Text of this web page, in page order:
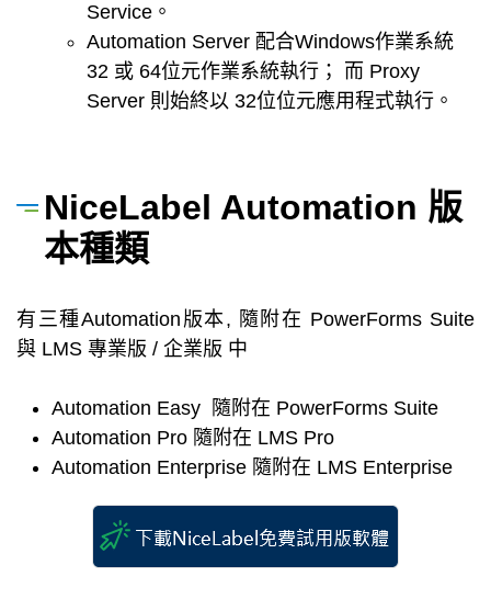
Service。
Automation Server 配合Windows作業系統
32 或 64位元作業系統執行； 而 Proxy
Server 則始終以 32位位元應用程式執行。
NiceLabel Automation 版
本種類
有三種Automation版本, 隨附在 PowerForms Suite
與 LMS 專業版 / 企業版 中
​Automation Easy 隨附在 PowerForms Suite
Automation Pro 隨附在 LMS Pro
Automation Enterprise 隨附在 LMS Enterprise